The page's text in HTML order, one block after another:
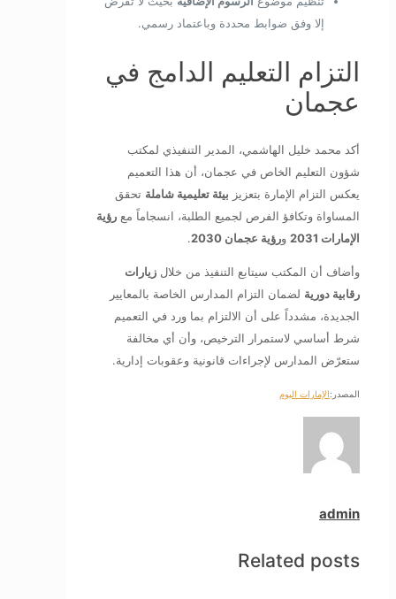
إلا وفق ضوابط محددة وباعتماد رسمي.
التزام التعليم الدامج في
عجمان
أكد محمد خليل الهاشمي، المدير التنفيذي لمكتب
شؤون التعليم الخاص في عجمان، أن هذا التعميم
يعكس التزام الإمارة بتعزيز بيئة تعليمية شاملة تحقق
المساواة وتكافؤ الفرص لجميع الطلبة، انسجاماً مع رؤية
الإمارات 2031
ورؤية عجمان 2030 .
وأضاف أن المكتب سيتابع التنفيذ من خلال زيارات
رقابية دورية لضمان التزام المدارس الخاصة بالمعايير
الجديدة، مشدداً على أن الالتزام بما ورد في التعميم
شرط أساسي لاستمرار الترخيص، وأن أي مخالفة
ستعرّض المدارس لإجراءات قانونية وعقوبات إدارية.
المصدر:الإمارات اليوم
admin
Related posts